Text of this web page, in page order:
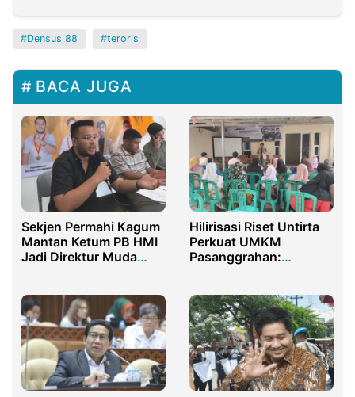
Densus 88 teroris
BACA JUGA
Sekjen Permahi Kagum
Mantan Ketum PB HMI
Jadi Direktur Muda
Hilirisasi Riset Untirta
Perkuat UMKM
Pasanggrahan:
Saing